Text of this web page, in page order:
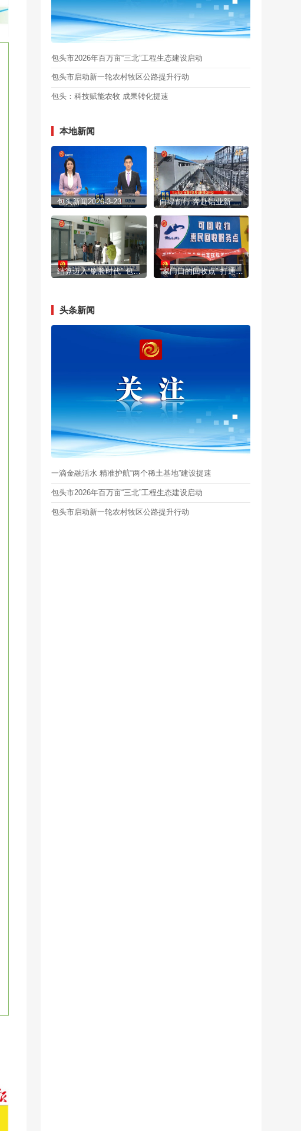
包头市2026年百万亩“三北”工程生态建设启动
包头市启动新一轮农村牧区公路提升行动
包头：科技赋能农牧 成果转化提速
本地新闻
包头新闻2026-3-23 向绿前行 奔赴铝业新“铝”途
结算迈入“刷脸时代” 包头智慧医保服务再升级 “家门口的回收点” 打通资源循环利用“最后一公里”
头条新闻
一滴金融活水 精准护航“两个稀土基地”建设提速
包头市2026年百万亩“三北”工程生态建设启动
包头市启动新一轮农村牧区公路提升行动